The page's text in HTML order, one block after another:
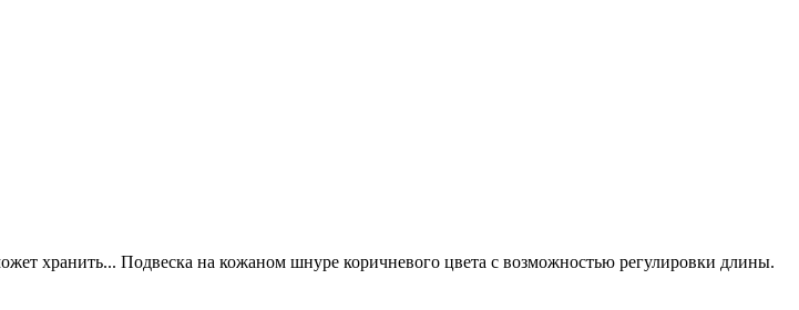
хранить... Подвеска на кожаном шнуре коричневого цвета с возможностью регулировки длины.